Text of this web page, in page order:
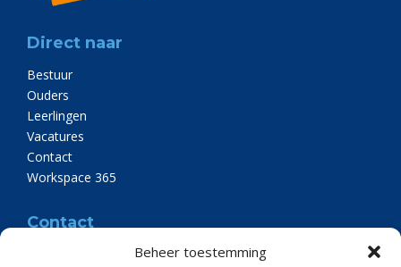
Beheer toestemming
Direct naar
Bestuur
Ouders
Leerlingen
Vacatures
Contact
Workspace 365
Contact
Eben-Haëzerschool